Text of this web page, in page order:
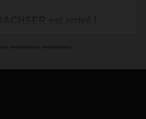
hydrauliques et pneumatiques,